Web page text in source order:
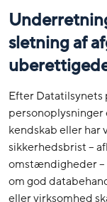
sletning af
Efter
kendskab eller har
sikkerhedsbrist –
omstændigheder –
om god
eller virksomhed